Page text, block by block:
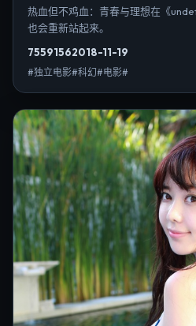
热血但不鸡血：青春与理想在《
也会重新站起来。
75591562018-11-19
#独立电影#科幻#电影#